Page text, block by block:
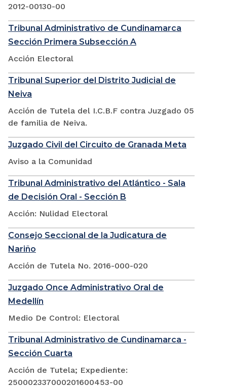
2012-00130-00
Tribunal Administrativo de Cundinamarca
Sección Primera Subsección A
Acción Electoral
Tribunal Superior del Distrito Judicial de
Neiva
Acción de Tutela del I.C.B.F contra Juzgado 05
de familia de Neiva.
Juzgado Civil del Circuito de Granada Meta
Aviso a la Comunidad
Tribunal Administrativo del Atlántico - Sala
de Decisión Oral - Sección B
Acción: Nulidad Electoral
Consejo Seccional de la Judicatura de
Nariño
Acción de Tutela No. 2016-000-020
Juzgado Once Administrativo Oral de
Medellín
Medio De Control: Electoral
Tribunal Administrativo de Cundinamarca -
Sección Cuarta
Acción de Tutela; Expediente:
250002337000201600453-00